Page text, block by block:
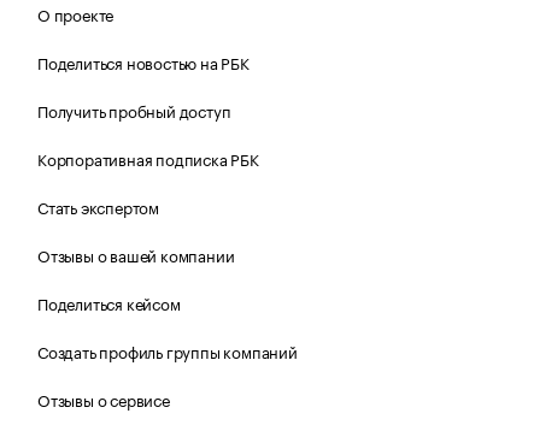
О проекте
Поделиться новостью на РБК
Получить пробный доступ
Корпоративная подписка РБК
Стать экспертом
Отзывы о вашей компании
Поделиться кейсом
Создать профиль группы компаний
Отзывы о сервисе